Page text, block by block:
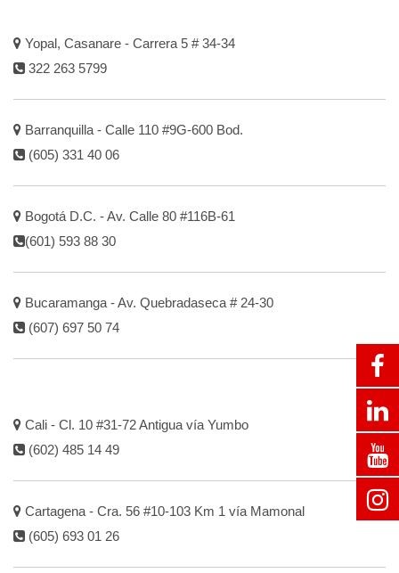
Yopal, Casanare - Carrera 5 # 34-34
322 263 5799
Barranquilla - Calle 110 #9G-600 Bod.
(605) 331 40 06
Bogotá D.C. - Av. Calle 80 #116B-61
(601) 593 88 30
Bucaramanga - Av. Quebradaseca # 24-30
(607) 697 50 74
Cali - Cl. 10 #31-72 Antigua vía Yumbo
(602) 485 14 49
Cartagena - Cra. 56 #10-103 Km 1 vía Mamonal
(605) 693 01 26